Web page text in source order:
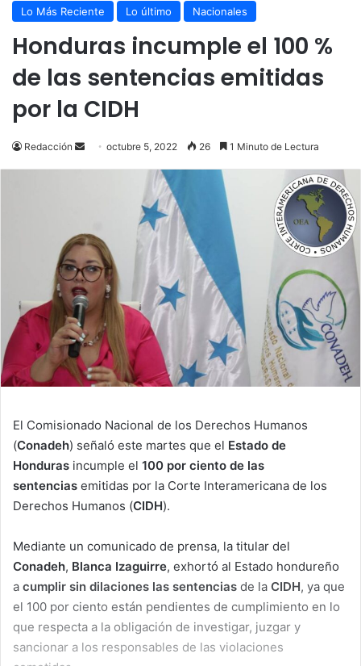
Lo Más Reciente Lo último Nacionales
Honduras incumple el 100 %
de las sentencias emitidas
por la CIDH
Redacción
Sendoctubre 5, 2022 26 1 Minuto de Lectura
El Comisionado Nacional de los Derechos Humanos
(Conadeh) señaló este martes que el Estado de
Honduras incumple el 100 por ciento de las
sentencias emitidas por la Corte Interamericana de los
Derechos Humanos (CIDH).
Mediante un comunicado de prensa, la titular del
Conadeh, Blanca Izaguirre, exhortó al Estado hondureño
a cumplir sin dilaciones las sentencias de la CIDH, ya que
el 100 por ciento están pendientes de cumplimiento en lo
que respecta a la obligación de investigar, juzgar y
sancionar a los responsables de las violaciones